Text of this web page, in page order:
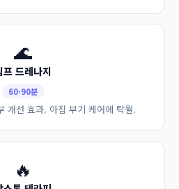
🌊
프 드레나지
60·90분
개선 효과. 아침 부기 케어에 탁월.
🔥